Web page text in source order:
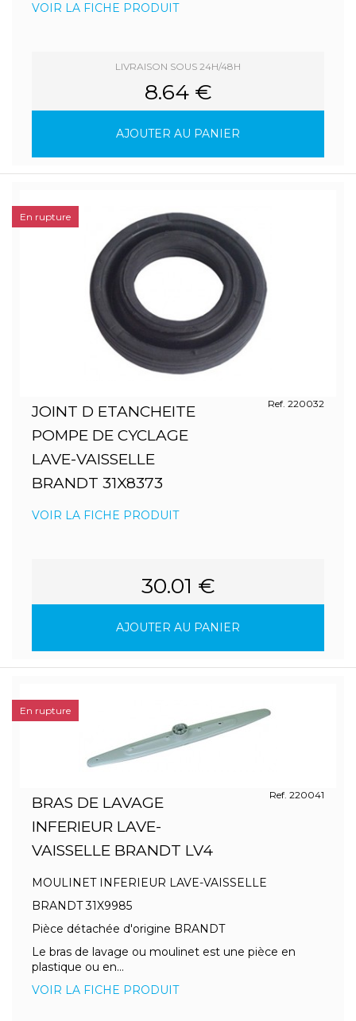
VOIR LA FICHE PRODUIT
LIVRAISON SOUS 24H/48H
8.64 €
AJOUTER AU PANIER
JOINT D ETANCHEITE
POMPE DE CYCLAGE
LAVE-VAISSELLE
BRANDT 31X8373
Ref. 220032
VOIR LA FICHE PRODUIT
30.01 €
AJOUTER AU PANIER
En rupture
BRAS DE LAVAGE
INFERIEUR LAVE-
VAISSELLE BRANDT LV4
Ref. 220041
MOULINET INFERIEUR LAVE-VAISSELLE
BRANDT 31X9985
Pièce détachée d'origine BRANDT
Le bras de lavage ou moulinet est une pièce en
plastique ou en...
VOIR LA FICHE PRODUIT
En rupture